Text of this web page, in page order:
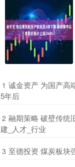
1 诚金资产 为国产高
5年后
2 融期策略 破壁传统
建_人才_行业
3 至德投资 煤炭板块